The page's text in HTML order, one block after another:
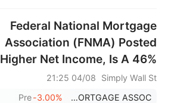
Federal National Mortgage
Association (FNMA) Posted
Higher Net Income, Is A 46%
Undervalued View Justified?
Simply Wall St
04/08 21:25
FEDERAL NATIONAL MORTGAGE ASSOC
-3.00%
Pre